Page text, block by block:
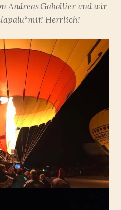
Andreas Gaballier und wir
Herrlich!